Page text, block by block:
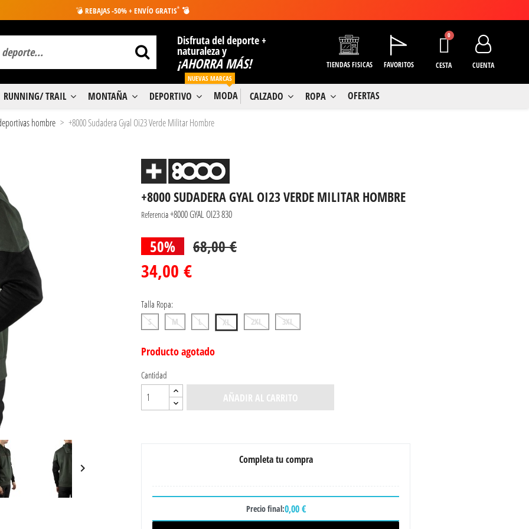
💣 REBAJAS -50% + ENVÍO GRATIS* 💣
Disfruta del deporte +
naturaleza y
¡AHORRA MÁS! TIENDAS FISICAS FAVORITOS CESTA CUENTA
RUNNING/ TRAIL MONTAÑA DEPORTIVO MODA
NUEVAS MARCAS
CALZADO ROPA OFERTAS
hombre +8000 Sudadera Gyal Oi23 Verde Militar Hombre

+8000 SUDADERA GYAL OI23 VERDE MILITAR HOMBRE
Referencia+8000 GYAL OI23 830
50% 68,00 €
34,00 €
Talla Ropa:
S M L XL 2XL 3XL
Producto agotado
Cantidad
AÑADIR AL CARRITO
Completa tu compra
Precio final:0,00 €